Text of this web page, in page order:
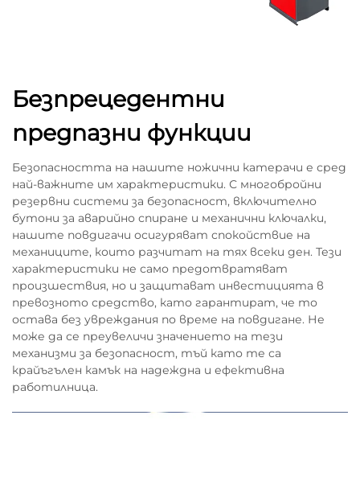
Безпрецедентни
предпазни функции
Безопасността на нашите ножични катерачи е сред
най-важните им характеристики. С многобройни
резервни системи за безопасност, включително
бутони за аварийно спиране и механични ключалки,
нашите повдигачи осигуряват спокойствие на
механиците, които разчитат на тях всеки ден. Тези
характеристики не само предотвратяват
произшествия, но и защитават инвестицията в
превозното средство, като гарантират, че то
остава без увреждания по време на повдигане. Не
може да се преувеличи значението на тези
механизми за безопасност, тъй като те са
крайъгълен камък на надеждна и ефективна
работилница.